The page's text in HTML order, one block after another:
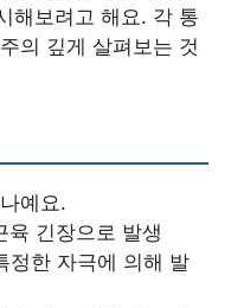
해보려고 해요. 각 통
의 깊게 살펴보는 것
예요.
육 긴장으로 발생
정한 자극에 의해 발